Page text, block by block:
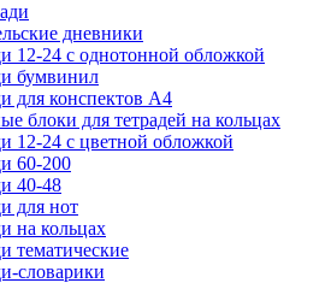
дневники
12-24 с однотонной обложкой
бумвинил
для конспектов А4
блоки для тетрадей на кольцах
12-24 с цветной обложкой
60-200
40-48
для нот
на кольцах
тематические
словарики